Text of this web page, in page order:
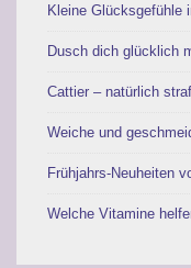
Kleine Glücksgefühle
Dusch dich glücklich
Cattier – natürlich
Weiche und
Frühjahrs-Neuheiten
Welche Vitamine